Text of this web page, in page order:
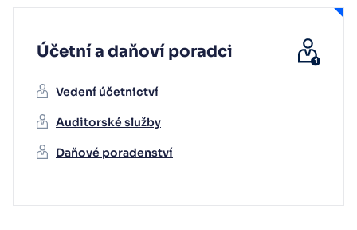
Účetní a daňoví poradci
Vedení účetnictví
Auditorské služby
Daňové poradenství